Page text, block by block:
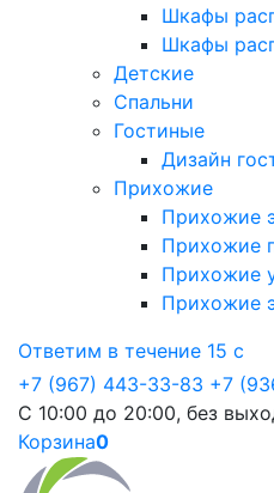
Шкафы
Шкафы
Детские
Спальни
Гостиные
Дизайн
Прихожие
Прихожие
Прихожие
Прихожие
Прихожие
Ответим в течение 15 с
+7 (967) 443-33-83 +7
С 10:00 до 20:00, без
Корзина0